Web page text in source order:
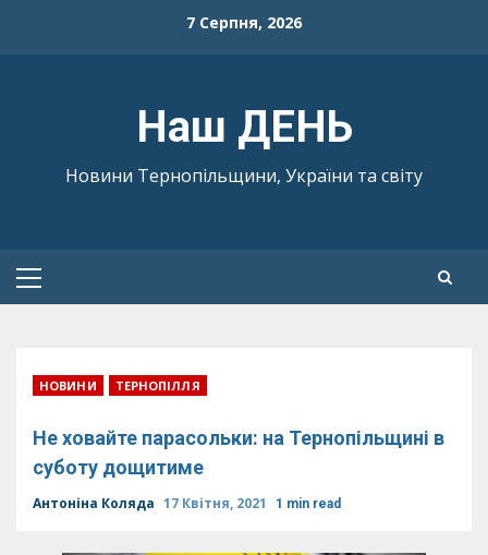
7 Серпня, 2026
Наш ДЕНЬ
Новини Тернопільщини, України та світу
Primary
НОВИНИ ТЕРНОПІЛЛЯ
Не ховайте парасольки: на Тернопільщині в
суботу дощитиме
Антоніна Коляда 17 Квітня, 2021 1 min read